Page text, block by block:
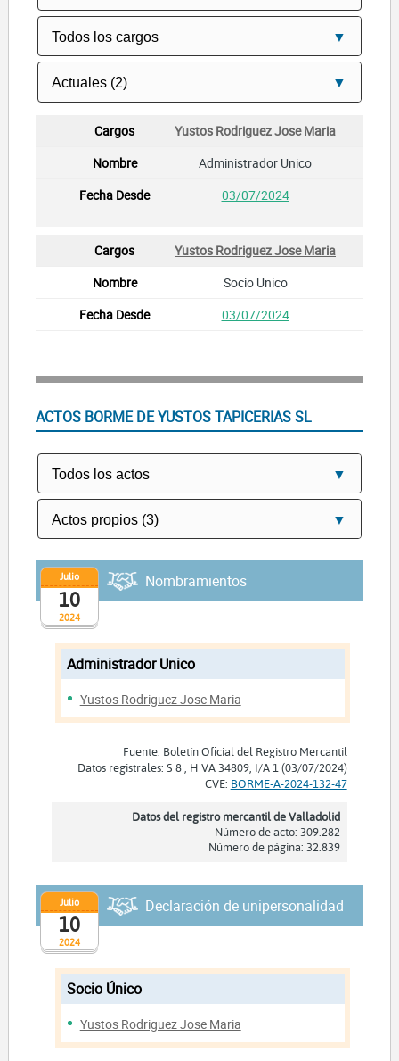
Yustos Rodriguez Jose Maria
Administrador Unico
03/07/2024
Yustos Rodriguez Jose Maria
Socio Unico
03/07/2024
ACTOS BORME DE YUSTOS TAPICERIAS SL
2024
Julio
10
Nombramientos
Administrador Unico
Yustos Rodriguez Jose Maria
Fuente: Boletín Oficial del Registro Mercantil
Datos registrales: S 8 , H VA 34809, I/A 1 (03/07/2024)
CVE: BORME-A-2024-132-47
Datos del registro mercantil de Valladolid
Número de acto: 309.282
Número de página: 32.839
2024
Julio
10
Declaración de unipersonalidad
Socio Único
Yustos Rodriguez Jose Maria